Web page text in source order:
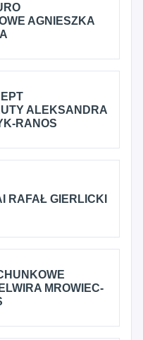
AGNIESZKA
ALEKSANDRA
RANOS
RAFAŁ GIERLICKI
MROWIEC-